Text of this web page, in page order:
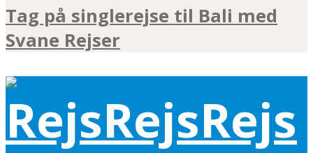
Tag på singlerejse til Bali med
Svane Rejser